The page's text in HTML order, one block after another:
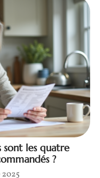
sont les quatre
?
2025